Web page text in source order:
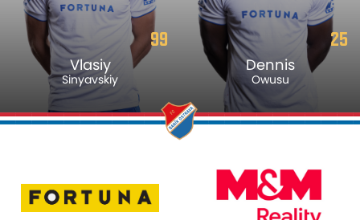
99
Vlasiy
Sinyavskiy
25
Dennis
Owusu